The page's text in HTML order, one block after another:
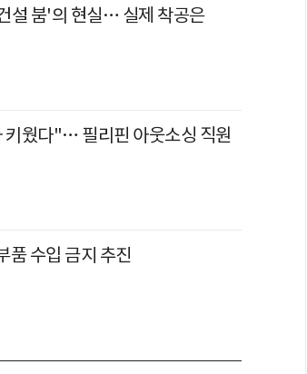
설 붐'의 현실… 실제 착공은
키웠다"… 필리핀 아웃소싱 직원
품 수입 금지 추진